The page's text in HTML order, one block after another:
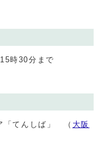
時30分まで
「てんしば」 （ 大阪